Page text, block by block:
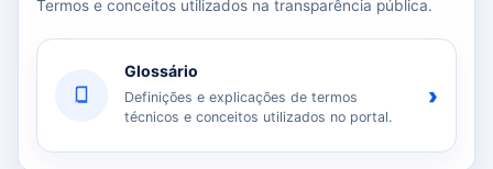
Termos e conceitos utilizados na transparência pública.
Glossário
Definições e explicações de termos
técnicos e conceitos utilizados no portal.
›